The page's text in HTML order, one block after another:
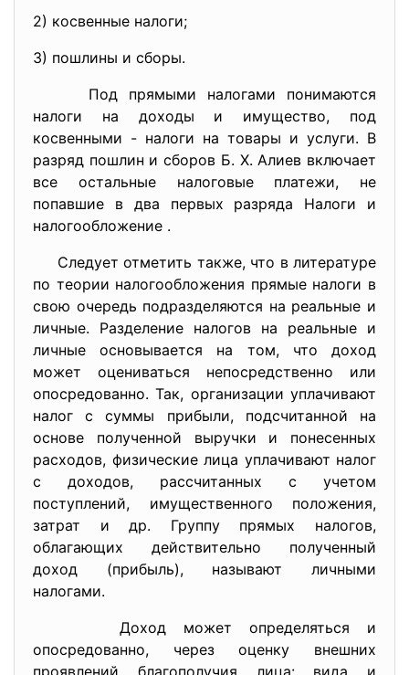
2) косвенные налоги;
3) пошлины и сборы.
Под прямыми налогами понимаются
налоги на доходы и имущество, под
косвенными - налоги на товары и услуги. В
разряд пошлин и сборов Б. Х. Алиев включает
все остальные налоговые платежи, не
попавшие в два первых разряда Налоги и
налогообложение .
Следует отметить также, что в литературе
по теории налогообложения прямые налоги в
свою очередь подразделяются на реальные и
личные. Разделение налогов на реальные и
личные основывается на том, что доход
может оцениваться непосредственно или
опосредованно. Так, организации уплачивают
налог с суммы прибыли, подсчитанной на
основе полученной выручки и понесенных
расходов, физические лица уплачивают налог
с доходов, рассчитанных с учетом
поступлений, имущественного положения,
затрат и др. Группу прямых налогов,
облагающих действительно полученный
доход (прибыль), называют личными
налогами.
Доход может определяться и
опосредованно, через оценку внешних
проявлений благополучия лица: вида и